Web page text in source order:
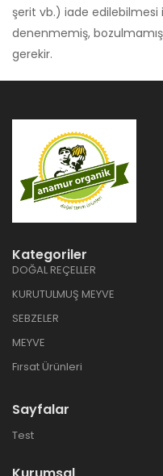
şerit vb.) iade edilebilmesi
denenmemiş,
gerekir.
Kategoriler
DOĞAL REÇELLER
KURUTULMUŞ MEYVE
SEBZELER
MEYVE
Fırsat Ürünleri
Sayfalar
Test